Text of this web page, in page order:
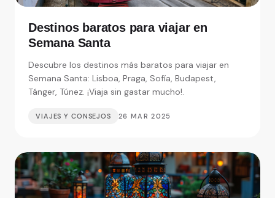
Destinos baratos para viajar en
Semana Santa
Descubre los destinos más baratos para viajar en
Semana Santa: Lisboa, Praga, Sofía, Budapest,
Tánger, Túnez. ¡Viaja sin gastar mucho!.
VIAJES Y CONSEJOS 26 MAR 2025